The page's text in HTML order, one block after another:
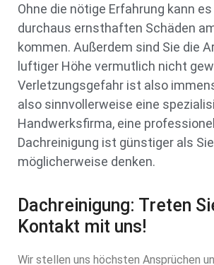
Ohne die nötige Erfahrung kann
durchaus ernsthaften Schäden
kommen. Außerdem sind Sie die
luftiger Höhe vermutlich nicht
Verletzungsgefahr ist also
also sinnvollerweise eine
Handwerksfirma, eine
Dachreinigung ist günstiger als Sie
möglicherweise denken.
Dachreinigung: Treten
Kontakt mit uns!
Wir stellen uns höchsten Ansprüchen